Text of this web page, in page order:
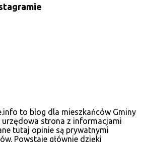
to blog dla mieszkańców Gminy
urzędowa strona z informacjami
tutaj opinie są prywatnymi
Powstaje głównie dzięki